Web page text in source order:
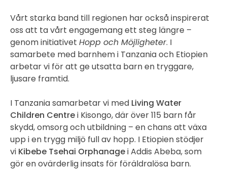
Vårt starka band till regionen har också inspirerat
oss att ta vårt engagemang ett steg längre –
genom initiativet Hopp och Möjligheter. I
samarbete med barnhem i Tanzania och Etiopien
arbetar vi för att ge utsatta barn en tryggare,
ljusare framtid.
I Tanzania samarbetar vi med Living Water
Children Centrei Kisongo, där över 115 barn får
skydd, omsorg och utbildning – en chans att växa
upp i en trygg miljö full av hopp. I Etiopien stödjer
vi Kibebe Tsehai Orphanagei Addis Abeba, som
gör en ovärderlig insats för föräldralösa barn.